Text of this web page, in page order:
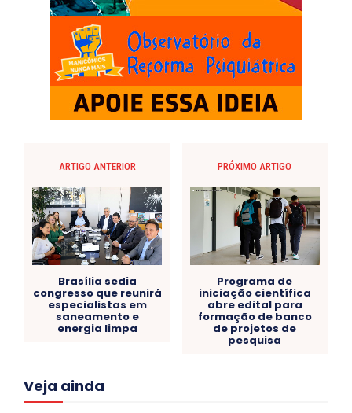
ARTIGO ANTERIOR
Brasília sedia
congresso que reunirá
especialistas em
saneamento e
energia limpa
PRÓXIMO ARTIGO
Programa de
iniciação científica
abre edital para
formação de banco
de projetos de
pesquisa
Veja ainda
Acre